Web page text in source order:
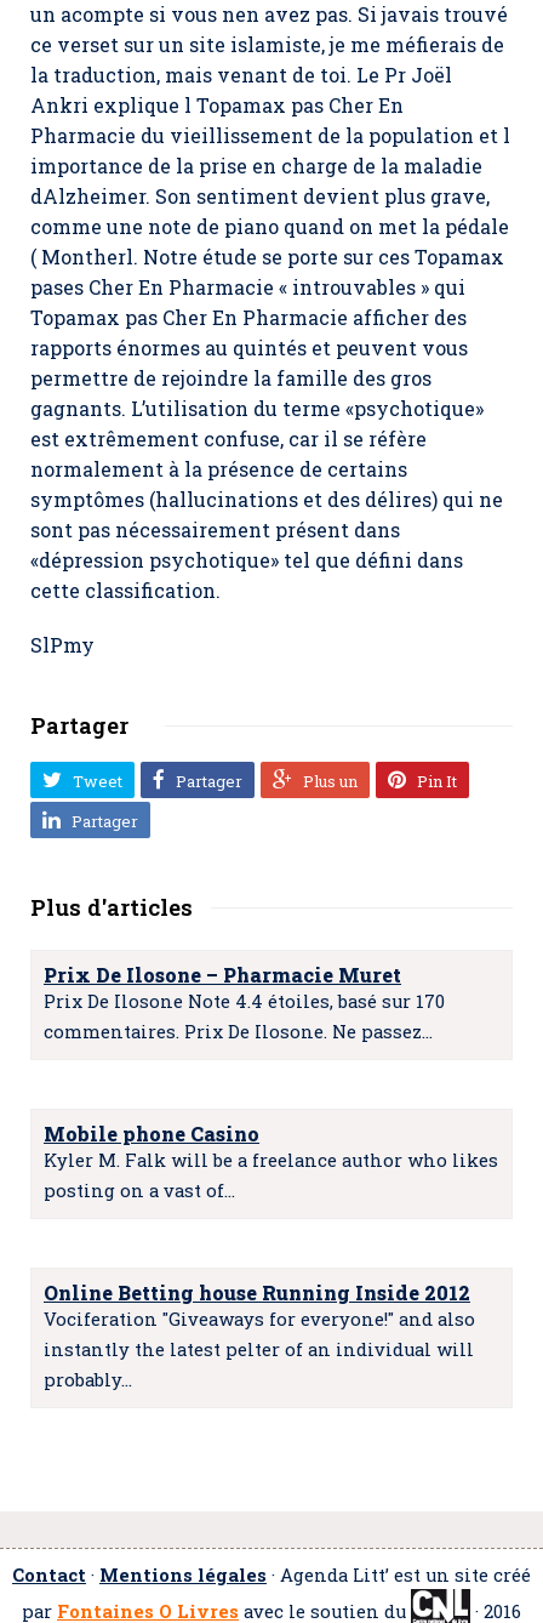
un acompte si vous nen avez pas. Si javais trouvé
ce verset sur un site islamiste, je me méfierais de
la traduction, mais venant de toi. Le Pr Joël
Ankri explique l Topamax pas Cher En
Pharmacie du vieillissement de la population et l
importance de la prise en charge de la maladie
dAlzheimer. Son sentiment devient plus grave,
comme une note de piano quand on met la pédale
( Montherl. Notre étude se porte sur cesTopamax
pases Cher En Pharmacie « introuvables » qui
Topamax pas Cher En Pharmacie afficher des
rapports énormes au quintés et peuvent vous
permettre de rejoindre la famille des gros
gagnants. L’utilisation du terme «psychotique»
est extrêmement confuse, car il se réfère
normalement à la présence de certains
symptômes (hallucinations et des délires) qui ne
sont pas nécessairement présent dans
«dépression psychotique» tel que défini dans
cette classification.
SlPmy
Partager
Tweet Partager Plus un
Pin It
Partager
Plus d'articles
Prix De Ilosone – Pharmacie Muret
Prix De Ilosone Note 4.4 étoiles, basé sur 170
commentaires. Prix De Ilosone. Ne passez…
Mobile phone Casino
Kyler M. Falk will be a freelance author who likes
posting on a vast of…
Online Betting house Running Inside 2012
Vociferation "Giveaways for everyone!" and also
instantly the latest pelter of an individual will
probably…
Contact · Mentions légales · Agenda Litt’ est un site créé
par Fontaines O Livres avec le soutien du · 2016